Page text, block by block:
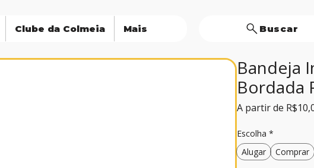
Clube da Colmeia Mais Buscar
Bandeja
Bordada
A partir de
Escolha *
Alugar
Comprar